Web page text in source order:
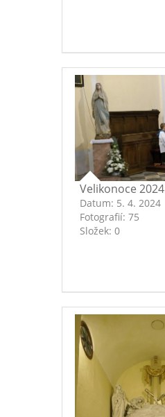
Velikonoce 2024
Datum: 5. 4. 2024
Fotografií: 75
Složek: 0